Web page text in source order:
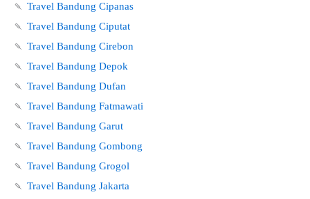
🍡 Travel Bandung Cipanas
🍡 Travel Bandung Ciputat
🍡 Travel Bandung Cirebon
🍡 Travel Bandung Depok
🍡 Travel Bandung Dufan
🍡 Travel Bandung Fatmawati
🍡 Travel Bandung Garut
🍡 Travel Bandung Gombong
🍡 Travel Bandung Grogol
🍡 Travel Bandung Jakarta